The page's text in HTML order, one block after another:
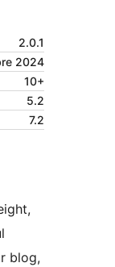
2.0.1
2024
10+
5.2
7.2
blog,